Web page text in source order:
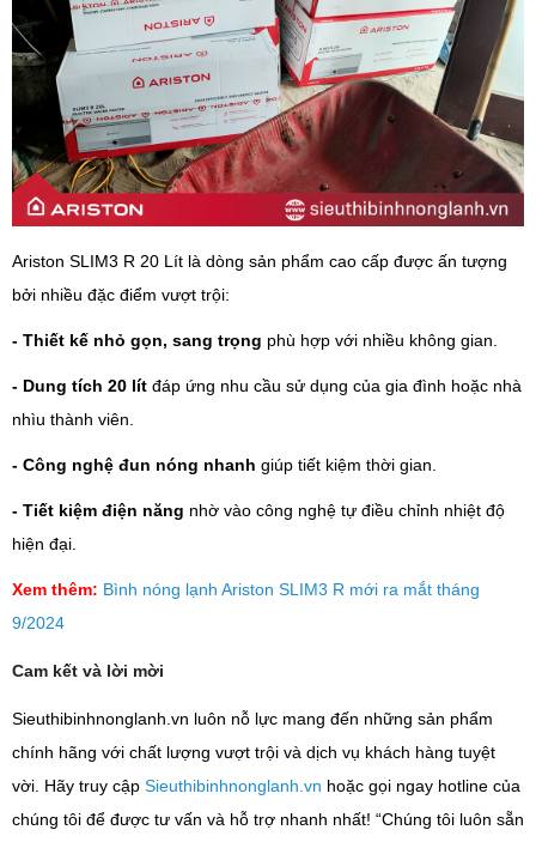
Ariston SLIM3 R 20 Lít là dòng sản phẩm cao cấp được ấn tượng
bởi nhiều đặc điểm vượt trội:
- Thiết kế nhỏ gọn, sang trọng phù hợp với nhiều không gian.
- Dung tích 20 lít đáp ứng nhu cầu sử dụng của gia đình hoặc nhà
nhìu thành viên.
- Công nghệ đun nóng nhanh giúp tiết kiệm thời gian.
- Tiết kiệm điện năng nhờ vào công nghệ tự điều chỉnh nhiệt độ
hiện đại.
Xem thêm: Bình nóng lạnh Ariston SLIM3 R mới ra mắt tháng
9/2024
Cam kết và lời mời
Sieuthibinhnonglanh.vn luôn nỗ lực mang đến những sản phẩm
chính hãng với chất lượng vượt trội và dịch vụ khách hàng tuyệt
vời. Hãy truy cập Sieuthibinhnonglanh.vn hoặc gọi ngay hotline của
chúng tôi để được tư vấn và hỗ trợ nhanh nhất! “Chúng tôi luôn sẵn